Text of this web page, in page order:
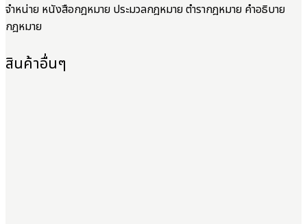
จำหน่าย หนังสือกฎหมาย ประมวลกฎหมาย ตำรากฎหมาย คำอธิบาย
กฎหมาย
สินค้าอื่นๆ